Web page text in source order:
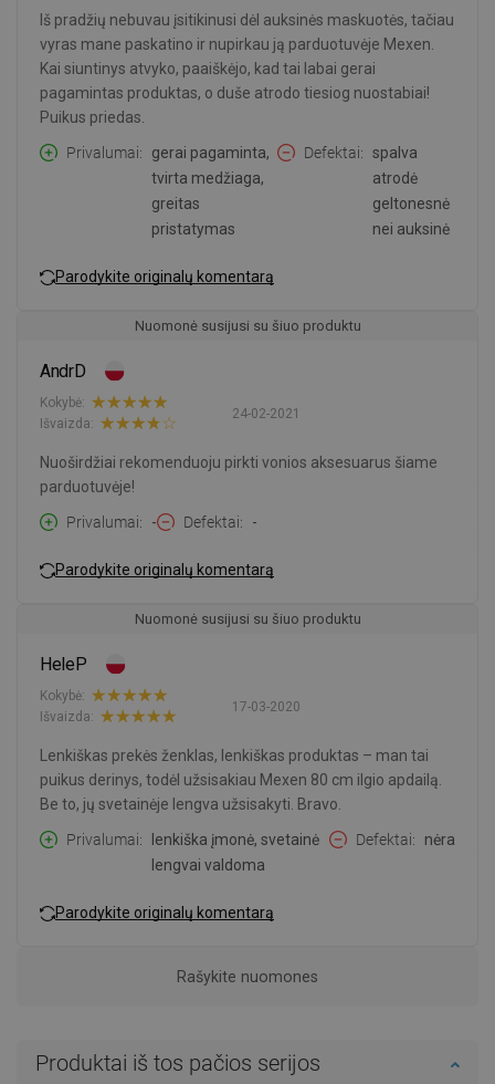
Iš pradžių nebuvau įsitikinusi dėl auksinės maskuotės, tačiau
vyras mane paskatino ir nupirkau ją parduotuvėje Mexen.
Kai siuntinys atvyko, paaiškėjo, kad tai labai gerai
pagamintas produktas, o duše atrodo tiesiog nuostabiai!
Puikus priedas.
Privalumai
gerai pagaminta,
tvirta medžiaga,
greitas
pristatymas
Defektai
spalva
atrodė
geltonesnė
nei auksinė
Parodykite originalų komentarą
Nuomonė susijusi su šiuo produktu
AndrD
24-02-2021
Kokybė:
Išvaizda:
Nuoširdžiai rekomenduoju pirkti vonios aksesuarus šiame
parduotuvėje!
Privalumai
- Defektai -
Parodykite originalų komentarą
Nuomonė susijusi su šiuo produktu
HeleP
17-03-2020
Kokybė:
Išvaizda:
Lenkiškas prekės ženklas, lenkiškas produktas – man tai
puikus derinys, todėl užsisakiau Mexen 80 cm ilgio apdailą.
Be to, jų svetainėje lengva užsisakyti. Bravo.
Privalumai
lenkiška įmonė, svetainė
lengvai valdoma
Defektai nėra
Parodykite originalų komentarą
Rašykite nuomones
Produktai iš tos pačios serijos